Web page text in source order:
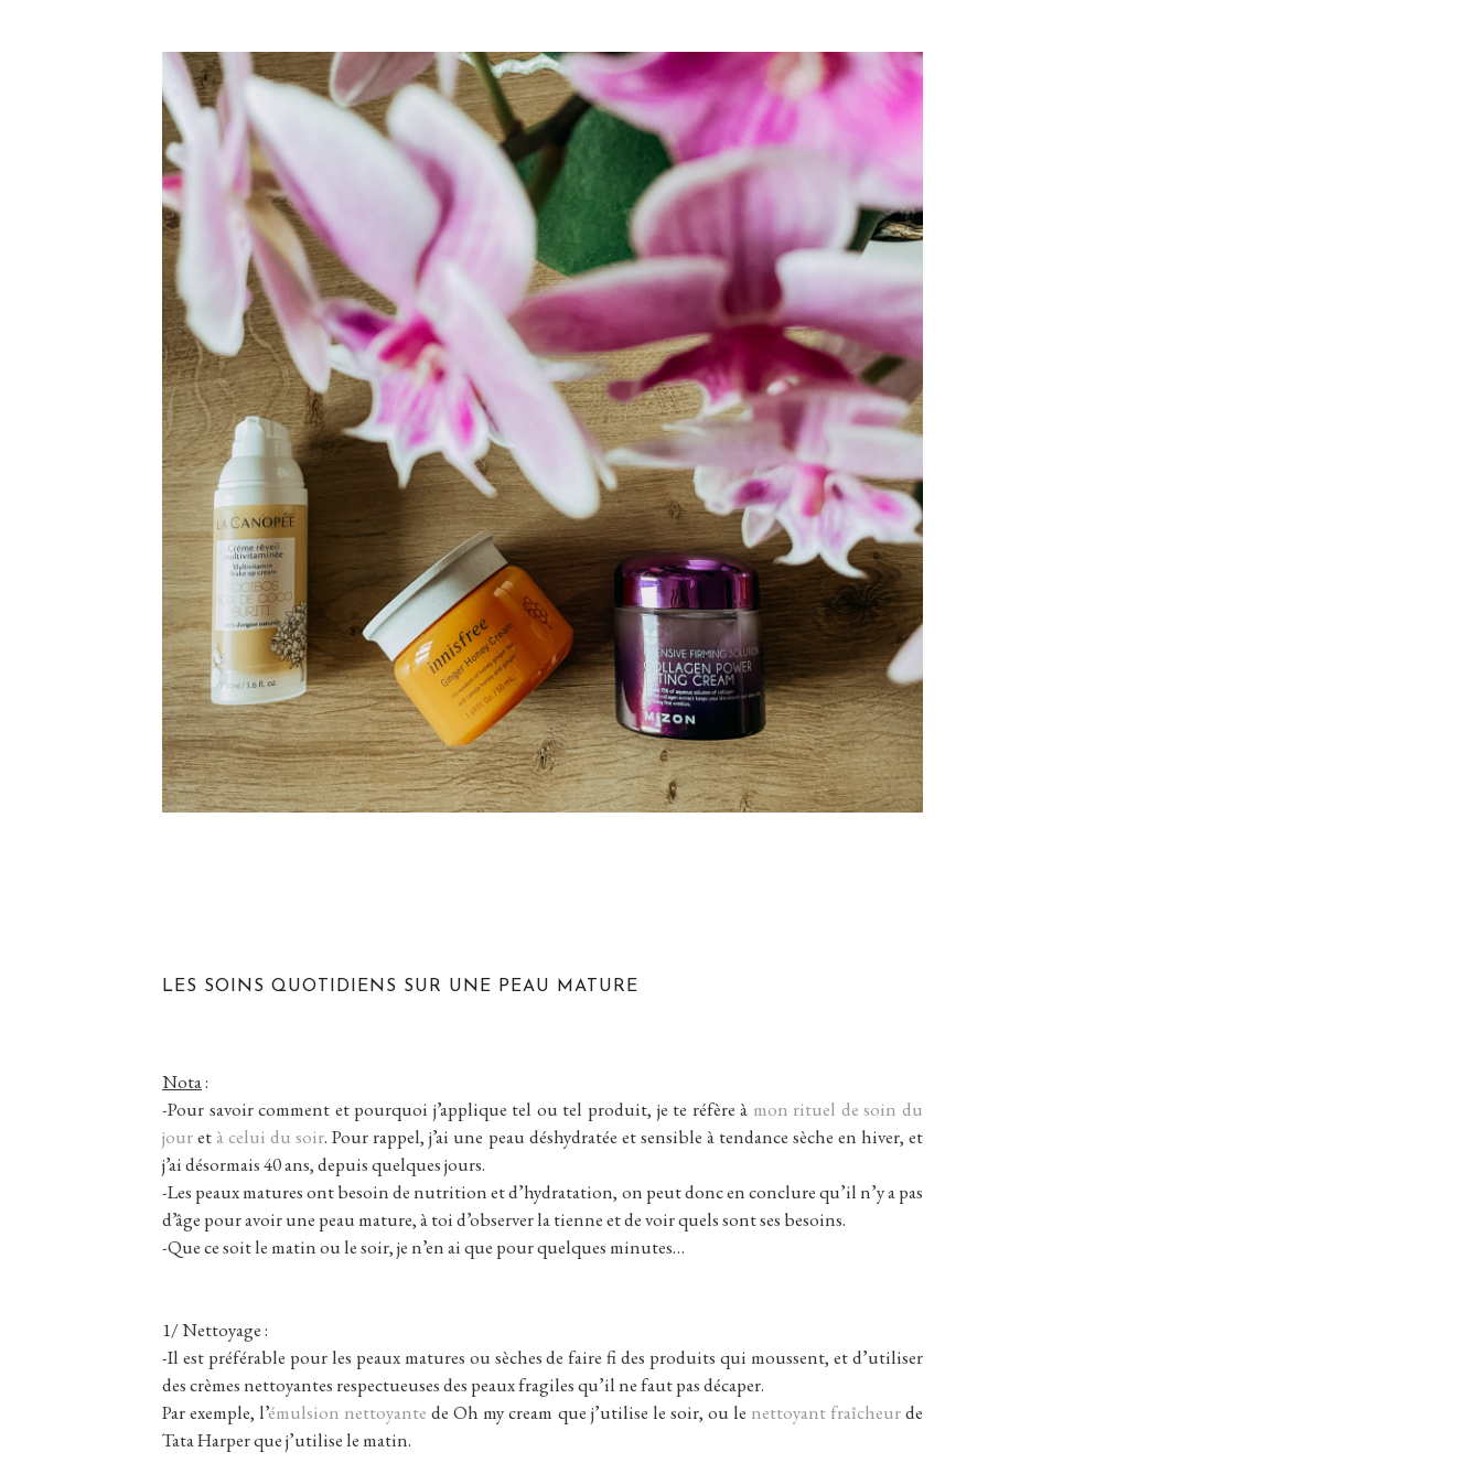
LES SOINS QUOTIDIENS SUR UNE PEAU MATURE
Nota:
-Pour savoir comment et pourquoi j’applique tel ou tel produit, je te réfère à mon rituel de soin du
jouret à celui du soir. Pour rappel, j’ai une peau déshydratée et sensible à tendance sèche en hiver, et
j’ai désormais 40 ans, depuis quelques jours.
-Les peaux matures ont besoin de nutrition et d’hydratation, on peut donc en conclure qu’il n’y a pas
d’âge pour avoir une peau mature, à toi d’observer la tienne et de voir quels sont ses besoins.
-Que ce soit le matin ou le soir, je n’en ai que pour quelques minutes…
1/ Nettoyage :
-Il est préférable pour les peaux matures ou sèches de faire fi des produits qui moussent, et d’utiliser
des crèmes nettoyantes respectueuses des peaux fragiles qu’il ne faut pas décaper.
Par exemple, l’émulsion nettoyante de Oh my cream que j’utilise le soir, ou le nettoyant fraîcheurde
Tata Harper que j’utilise le matin.